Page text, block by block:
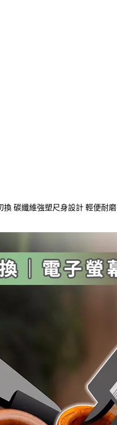
換 碳纖維強塑尺身設計 輕便耐磨